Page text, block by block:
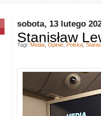
sobota, 13 lutego
Stanisław
Tagi: Media Opinie Polska